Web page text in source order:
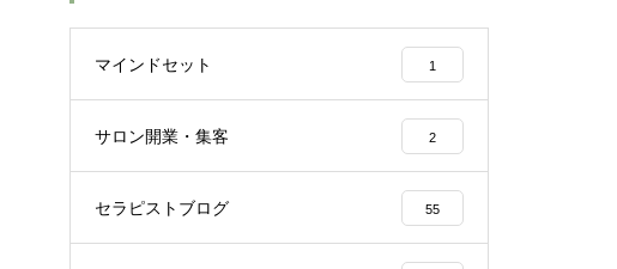
マインドセット 1
サロン開業・集客 2
セラピストブログ 55